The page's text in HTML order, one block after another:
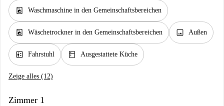
local_laundry_service Waschmaschine in den Gemeinschaftsbereichen
local_laundry_service Wäschetrockner in den Gemeinschaftsbereichen image Außen
elevator Fahrstuhl kitchen Ausgestattete Küche
Zeige alles (12)
Zimmer 1